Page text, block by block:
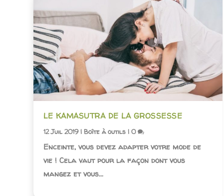
LE KAMASUTRA DE LA GROSSESSE
12 Juil 2019| Boîte à outils |0
Enceinte, vous devez adapter votre mode de
vie ! Cela vaut pour la façon dont vous
mangez et vous...